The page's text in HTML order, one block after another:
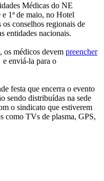
Médicas do NE
1ª de maio, no Hotel
conselhos regionais de
entidades nacionais.
os médicos devem preencher
enviá-la para o
festa que encerra o evento
sendo distribuídas na sede
o sindicato que estiverem
como TVs de plasma, GPS,